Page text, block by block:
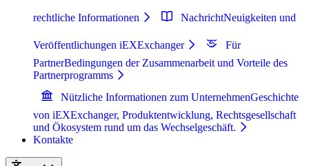
rechtliche Informationen NachrichtNeuigkeiten und
Veröffentlichungen iEXExchanger
Für
PartnerBedingungen der Zusammenarbeit und Vorteile des
Partnerprogramms
Nützliche Informationen zum UnternehmenGeschichte
von iEXExchanger, Produktentwicklung, Rechtsgesellschaft
und Ökosystem rund um das Wechselgeschäft.
Kontakte